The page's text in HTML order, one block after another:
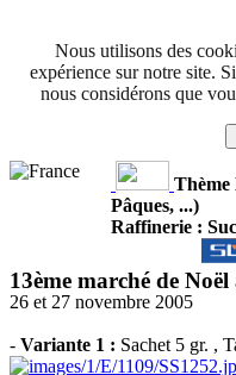
Nous utilisons des
expérience sur notre site.
nous considérons que
Thème
Pâques, ...)
Raffinerie :
13ème marché de
26 et 27 novembre 2005
- Variante 1 : Sachet 5 gr. ,